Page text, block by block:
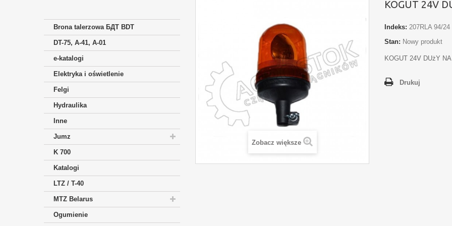
Brona talerzowa БДТ BDT
DT-75, A-41, A-01
e-katalogi
Elektryka i oświetlenie
Felgi
Hydraulika
Inne
Jumz
K 700
Katalogi
LTZ / T-40
MTZ Belarus
Ogumienie
Zobacz większe
KOGUT 24V
Indeks: 207RLA 94/24
Stan: Nowy produkt
KOGUT 24V DUżY
Drukuj